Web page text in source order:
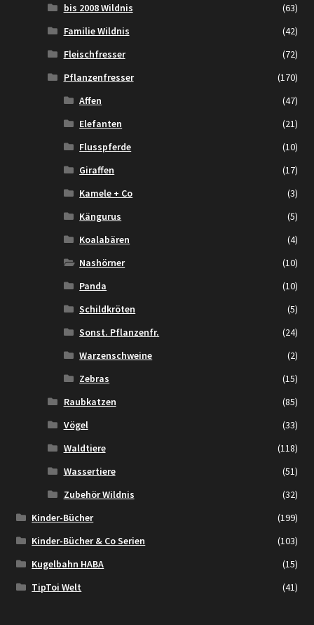
bis 2008 Wildnis
(63)
Familie Wildnis
(42)
Fleischfresser
(72)
Pflanzenfresser
(170)
Affen
(47)
Elefanten
(21)
Flusspferde
(10)
Giraffen
(17)
Kamele + Co
(3)
Kängurus
(5)
Koalabären
(4)
Nashörner
(10)
Panda
(10)
Schildkröten
(5)
Sonst. Pflanzenfr.
(24)
Warzenschweine
(2)
Zebras
(15)
Raubkatzen
(85)
Vögel
(33)
Waldtiere
(118)
Wassertiere
(51)
Zubehör Wildnis
(32)
Kinder-Bücher
(199)
Kinder-Bücher & Co Serien
(103)
Kugelbahn HABA
(15)
TipToi Welt
(41)